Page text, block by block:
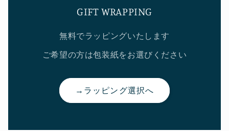
GIFT WRAPPING
無料でラッピングいたします
ご希望の方は包装紙をお選びください
→ラッピング選択へ